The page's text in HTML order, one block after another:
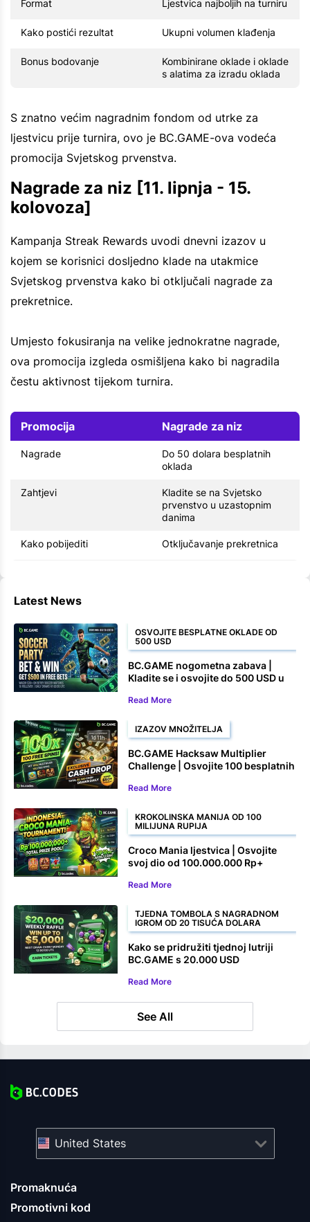
Format Ljestvica najboljih na turniru
Kako postići rezultat Ukupni volumen klađenja
Bonus bodovanje
Kombinirane oklade i oklade
s alatima za izradu oklada
S znatno većim nagradnim fondom od utrke za
ljestvicu prije turnira, ovo je BC.GAME-ova vodeća
promocija Svjetskog prvenstva.
Nagrade za niz [11. lipnja - 15.
kolovoza]
Kampanja Streak Rewards uvodi dnevni izazov u
kojem se korisnici dosljedno klade na utakmice
Svjetskog prvenstva kako bi otključali nagrade za
prekretnice.
Umjesto fokusiranja na velike jednokratne nagrade,
ova promocija izgleda osmišljena kako bi nagradila
čestu aktivnost tijekom turnira.
Promocija Nagrade za niz
Nagrade
Do 50 dolara besplatnih
oklada
Zahtjevi
Kladite se na Svjetsko
prvenstvo u uzastopnim
danima
Kako pobijediti Otključavanje prekretnica
Latest News
OSVOJITE BESPLATNE OKLADE OD
500 USD
BC.GAME nogometna zabava |
Kladite se i osvojite do 500 USD u
Read More
IZAZOV MNOŽITELJA
BC.GAME Hacksaw Multiplier
Challenge | Osvojite 100 besplatnih
Read More
KROKOLINSKA MANIJA OD 100
MILIJUNA RUPIJA
Croco Mania ljestvica | Osvojite
svoj dio od 100.000.000 Rp+
Read More
TJEDNA TOMBOLA S NAGRADNOM
IGROM OD 20 TISUĆA DOLARA
Kako se pridružiti tjednoj lutriji
BC.GAME s 20.000 USD
Read More
See All
Promaknuća
Promotivni kod
United States